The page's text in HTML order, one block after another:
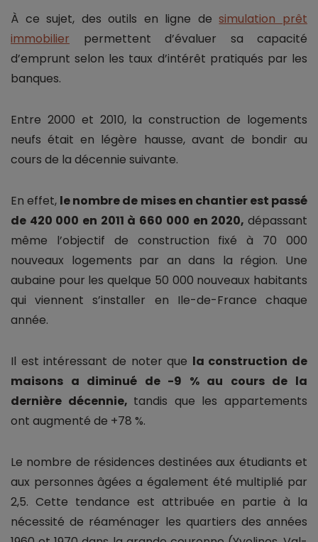
À ce sujet, des outils en ligne desimulation prêt
immobilier permettent d’évaluer sa capacité
d’emprunt selon les taux d’intérêt pratiqués par les
banques.
Entre 2000 et 2010, la construction de logements
neufs était en légère hausse, avant de bondir au
cours de la décennie suivante.
En effet, le nombre de mises en chantier est passé
de 420 000 en 2011 à 660 000 en 2020, dépassant
même l’objectif de construction fixé à 70 000
nouveaux logements par an dans la région. Une
aubaine pour les quelque 50 000 nouveaux habitants
qui viennent s’installer en Ile-de-France chaque
année.
Il est intéressant de noter que la construction de
maisons a diminué de -9 % au cours de la
dernière décennie, tandis que les appartements
ont augmenté de +78 %.
Le nombre de résidences destinées aux étudiants et
aux personnes âgées a également été multiplié par
2,5. Cette tendance est attribuée en partie à la
nécessité de réaménager les quartiers des années